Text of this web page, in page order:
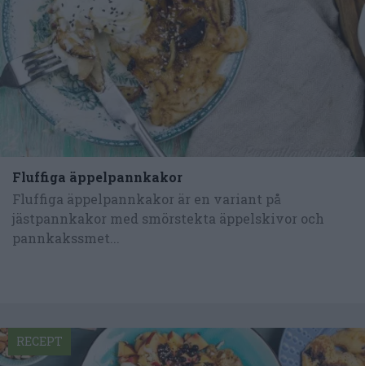
Fluffiga äppelpannkakor
Fluffiga äppelpannkakor är en variant på
jästpannkakor med smörstekta äppelskivor och
pannkakssmet...
RECEPT